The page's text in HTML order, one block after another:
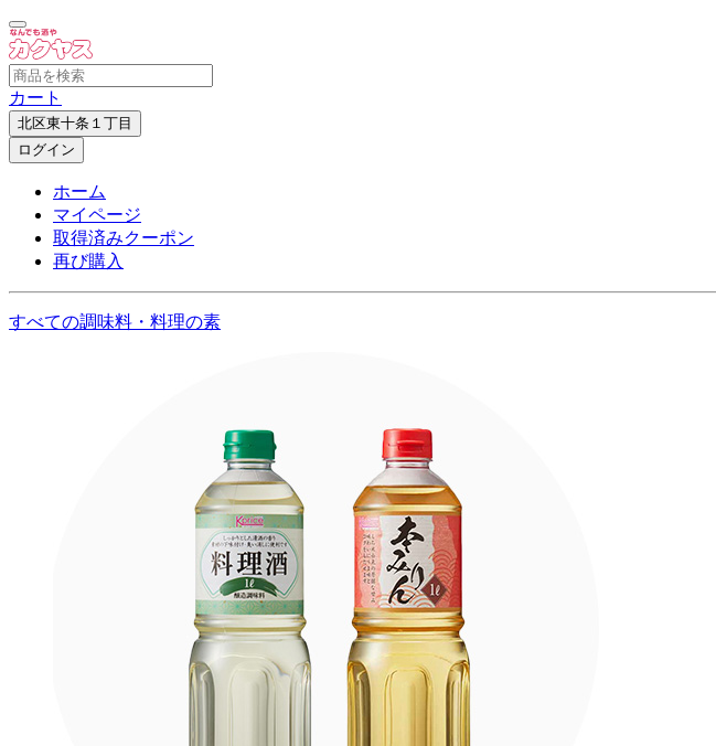
カート
北区東十条１丁目
ログイン
ホーム
マイページ
取得済みクーポン
再び購入
すべての調味料・料理の素